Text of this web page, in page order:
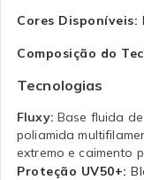
Cores Disponíveis:
Composição do
Tecnologias
Fluxy: Base fluida
poliamida
extremo e caimento
Proteção UV50+: